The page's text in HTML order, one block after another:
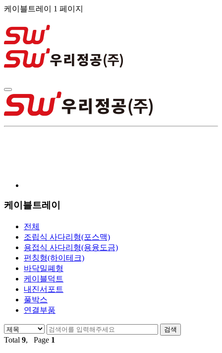
케이블트레이 1 페이지
케이블트레이
전체
조립식 사다리형(포스맥)
용접식 사다리형(용융도금)
펀칭형(하이테크)
바닥밀폐형
케이블덕트
내진서포트
풀박스
연결부품
Total 9, Page 1